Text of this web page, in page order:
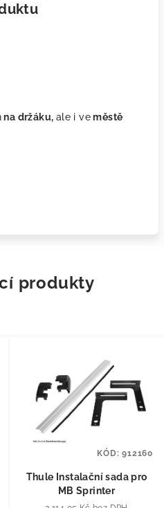
na držáku, ale i veměstě
produkty
Thule Instalační sada pro
MB Sprinter
KÓD:912160